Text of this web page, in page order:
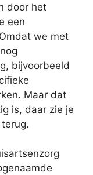
door het
een
we met
bijvoorbeeld
Maar dat
is, daar zie je